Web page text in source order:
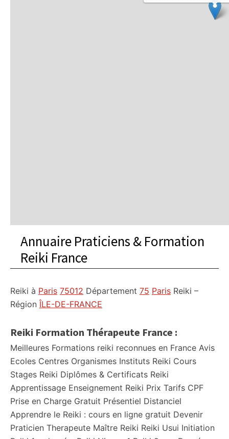
Annuaire Praticiens & Formation
Reiki France
Reiki à Paris 75012 Département 75 Paris Reiki –
Région ÎLE-DE-FRANCE
Reiki Formation Thérapeute France :
Meilleures Formations reiki reconnues en France Avis
Ecoles Centres Organismes Instituts Reiki Cours
Stages Reiki Diplômes & Certificats Reiki
Apprentissage Enseignement Reiki Prix Tarifs CPF
Prise en Charge Gratuit Présentiel Distanciel
Apprendre le Reiki : cours en ligne gratuit Devenir
Praticien Therapeute Maître Reiki Reiki Usui Initiation